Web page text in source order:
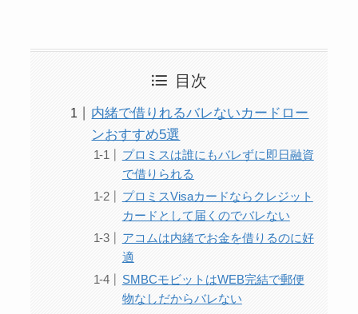
目次
内緒で借りれるバレないカードロー
ンおすすめ5選
プロミスは誰にもバレずに即日融資
で借りられる
プロミスVisaカードならクレジット
カードとして届くのでバレない
アコムは内緒でお金を借りるのに好
適
SMBCモビットはWEB完結で郵便
物なしだからバレない